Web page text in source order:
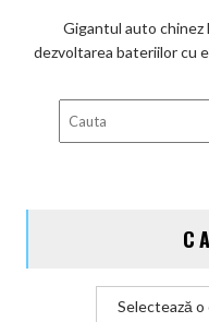
Gigantul auto chinez
dezvoltarea bateriilor cu
Categorii